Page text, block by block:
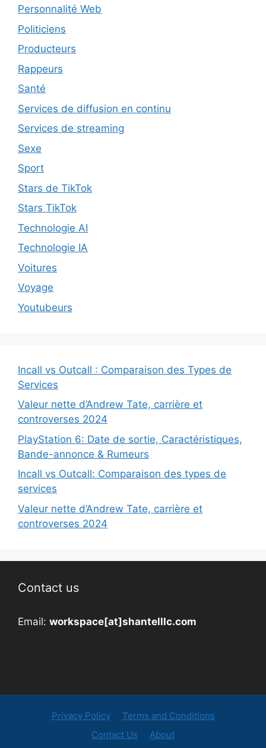
Personnalité Web
Politiciens
Producteurs
Rappeurs
Santé
Services de diffusion en continu
Services de streaming
Sexe
Sport
Stars de TikTok
Stars TikTok
Technologie AI
Technologie IA
Voitures
Voyage
Youtubeurs
Incall vs Outcall : Comparaison des Types de
Services
Valeur nette d’Andrew Tate, carrière et
controverses 2024
PlayStation 6: Date de sortie, Caractéristiques,
Bande-annonce & Rumeurs
Incall vs Outcall: Comparaison des types de
services
Valeur nette d’Andrew Tate, carrière et
controverses 2024
Contact us
Email: workspace[at]shantelllc.com
Privacy Policy
Terms and Conditions
Contact Us
About